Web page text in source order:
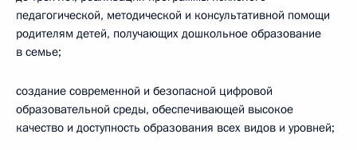
педагогической, методической и консультативной помощи
родителям детей, получающих дошкольное образование
в семье;
создание современной и безопасной цифровой
образовательной среды, обеспечивающей высокое
качество и доступность образования всех видов и уровней;